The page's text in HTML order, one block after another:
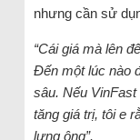
nhưng cần sử
“Cái giá mà lên
Đến một lúc nào
sâu. Nếu
tăng giá trị, tôi e
lưng ông”.